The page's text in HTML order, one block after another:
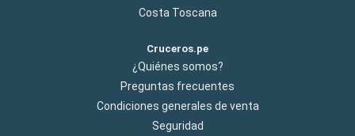
Costa Toscana
Cruceros.pe
¿Quiénes somos?
Preguntas frecuentes
Condiciones generales de venta
Seguridad